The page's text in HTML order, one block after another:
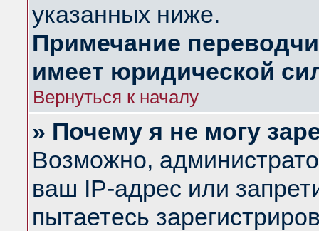
указанных ниже.
Примечание
имеет юридической
Вернуться к началу
» Почему я не могу
Возможно,
ваш IP-адрес или
пытаетесь